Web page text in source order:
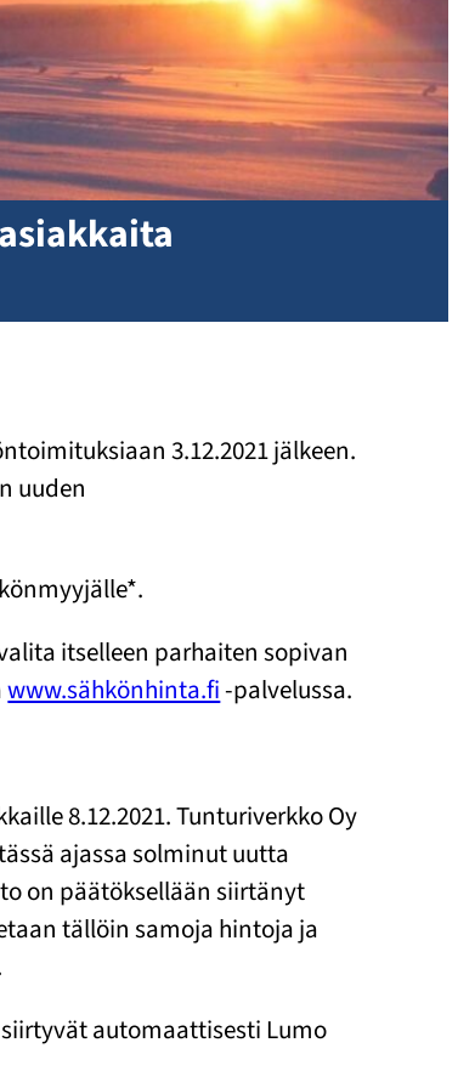
3.12.2021 jälkeen.
uuden
itselleen parhaiten sopivan
www.sähkönhinta.fi-palvelussa.
8.12.2021. Tunturiverkko Oy
ajassa solminut uutta
on päätöksellään siirtänyt
tällöin samoja hintoja ja
automaattisesti Lumo